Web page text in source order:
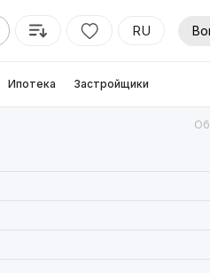
RU
Ипотека Застройщики